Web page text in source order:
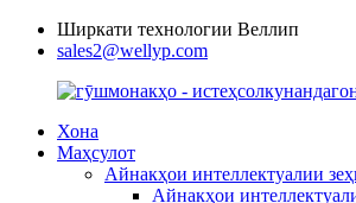
Ширкати технологии Веллип
sales2@wellyp.com
Хона
Маҳсулот
Айнакҳои интеллектуалии
Айнакҳои